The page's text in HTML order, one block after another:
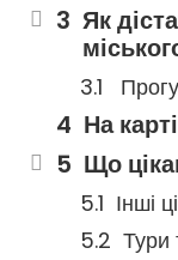
Як
На карті
Що
Інші
Тури